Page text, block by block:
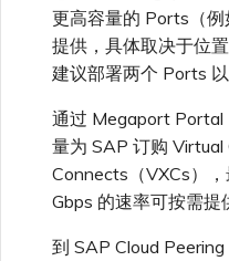
监控服务状态
Azure 服务密钥 API 响应字
更高容量的 Ports（
提供，具体取决于位
建议部署两个 Ports 以
通过 Megaport Portal
量为 SAP 订购 Virtual
Connects（VXCs）
Gbps 的速率可按需提
到 SAP Cloud